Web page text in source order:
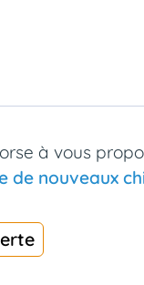
à vous
nouveaux